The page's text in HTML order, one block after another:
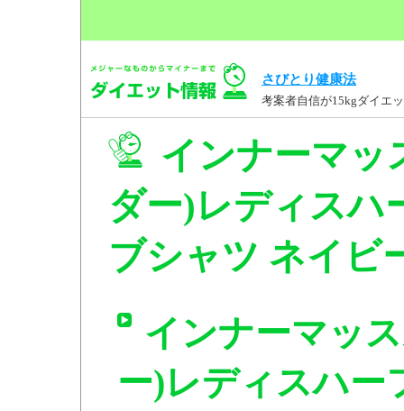
さびとり健康法
考案者自信が15kgダイエ
インナーマッ
ダー)レディスハ
ブシャツ ネイビ
インナーマッ
ー)レディスハー